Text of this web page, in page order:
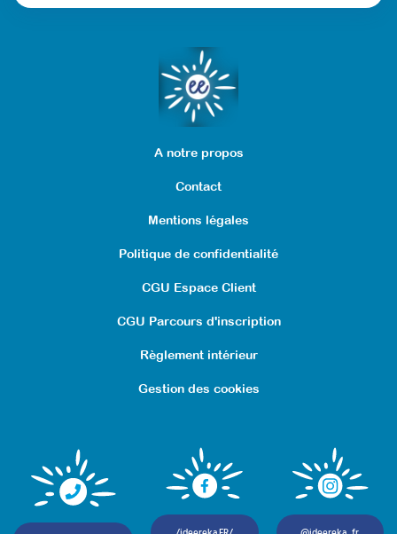
A notre propos
Contact
Mentions légales
Politique de confidentialité
CGU Espace Client
CGU Parcours d'inscription
Règlement intérieur
Gestion des cookies